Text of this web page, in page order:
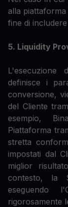
alla
fine di
5. Liquidity
L'esecuzione
definisce i
conversione,
del Cliente
esempio,
Piattaforma
stretta
impostati dal
miglior
contesto, la
eseguendo
rigorosamente